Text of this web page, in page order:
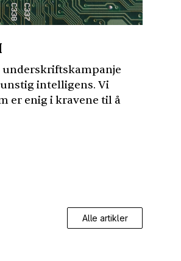
intelligens. Vi
er enig i kravene til å
Alle artikler